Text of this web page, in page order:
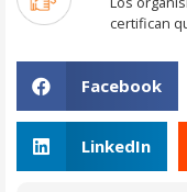
certifican
Facebook
LinkedIn